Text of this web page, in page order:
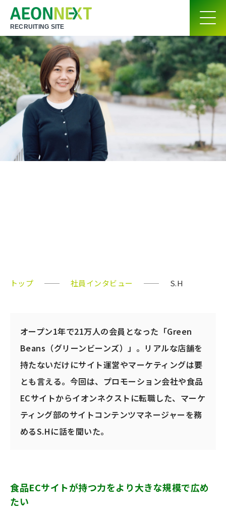
RECRUITING SITE
トップ 社員インタビュー S.H
オープン1年で21万人の会員となった「Green
Beans（グリーンビーンズ）」。リアルな店舗を
持たないだけにサイト運営やマーケティングは要
とも言える。今回は、プロモーション会社や食品
ECサイトからイオンネクストに転職した、マーケ
ティング部のサイトコンテンツマネージャーを務
めるS.Hに話を聞いた。
食品ECサイトが持つ力をより大きな規模で広め
たい